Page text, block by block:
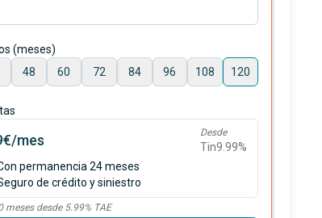
(meses)
48 60 72 84 96 108 120
/mes Desde
Tin9.99%
permanencia 24 meses
de crédito y siniestro
meses desde 5.99% TAE